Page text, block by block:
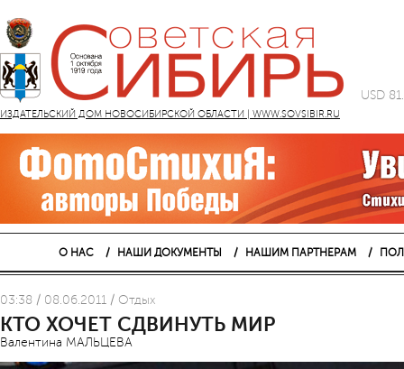
ИЗДАТЕЛЬСКИЙ ДОМ НОВОСИБИРСКОЙ ОБЛАСТИ | WWW.SOVSIBIR.RU
USD
О НАС НАШИ ДОКУМЕНТЫ НАШИМ ПАРТНЕРАМ
03:38 / 08.06.2011 / Отдых
КТО ХОЧЕТ СДВИНУТЬ МИР
Валентина МАЛЬЦЕВА